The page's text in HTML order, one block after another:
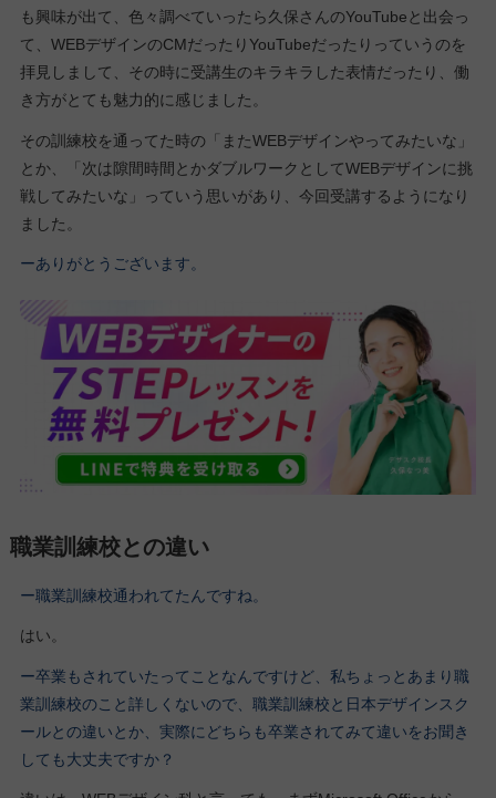
も興味が出て、色々調べていったら久保さんのYouTubeと出会っ
て、WEBデザインのCMだったりYouTubeだったりっていうのを
拝見しまして、その時に受講生のキラキラした表情だったり、働
き方がとても魅力的に感じました。
その訓練校を通ってた時の「またWEBデザインやってみたいな」
とか、「次は隙間時間とかダブルワークとしてWEBデザインに挑
戦してみたいな」っていう思いがあり、今回受講するようになり
ました。
ーありがとうございます。
職業訓練校との違い
ー職業訓練校通われてたんですね。
はい。
ー卒業もされていたってことなんですけど、私ちょっとあまり職
業訓練校のこと詳しくないので、職業訓練校と日本デザインスク
ールとの違いとか、実際にどちらも卒業されてみて違いをお聞き
しても大丈夫ですか？